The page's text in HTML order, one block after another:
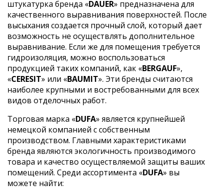
штукатурка бренда «DAUER» предназначена для
качественного выравнивания поверхностей. После
высыхания создается прочный слой, который дает
возможность не осуществлять дополнительное
выравнивание. Если же для помещения требуется
гидроизоляция, можно воспользоваться
продукцией таких компаний, как «BERGAUF»,
«CERESIT» или «BAUMIT». Эти бренды считаются
наиболее крупными и востребованными для всех
видов отделочных работ.
Торговая марка «DUFA» является крупнейшей
немецкой компанией с собственным
производством. Главными характеристиками
бренда являются экологичность производимого
товара и качество осуществляемой защиты ваших
помещений. Среди ассортимента «DUFA» вы
можете найти: